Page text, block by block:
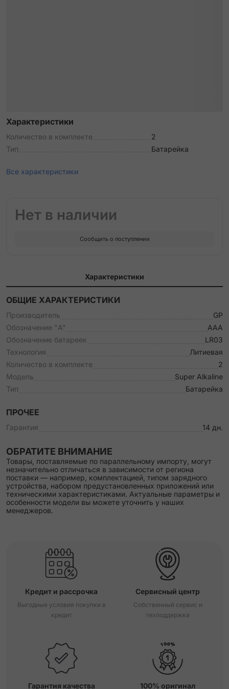
Характеристики
Количество в комплекте
2
Тип
Батарейка
Все характеристики
Нет в наличии
Сообщить о поступлении
Характеристики
ОБЩИЕ ХАРАКТЕРИСТИКИ
Производитель
GP
Обозначение "A"
AAA
Обозначение батареек
LR03
Технология
Литиевая
Количество в комплекте
2
Модель
Super Alkaline
Тип
Батарейка
ПРОЧЕЕ
Гарантия 14 дн.
ОБРАТИТЕ ВНИМАНИЕ
Товары, поставляемые по параллельному импорту, могут
незначительно отличаться в зависимости от региона
поставки — например, комплектацией, типом зарядного
устройства, набором предустановленных приложений или
техническими характеристиками. Актуальные параметры и
особенности модели вы можете уточнить у наших
менеджеров.
Кредит и рассрочка
Выгодные условия покупки в
кредит
Сервисный центр
Собственный сервис и
техподдержка
Гарантия качества 100% оригинал